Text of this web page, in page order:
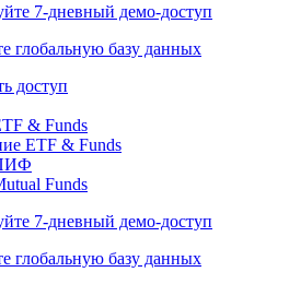
7-дневный демо-доступ
глобальную базу данных
доступ
& Funds
ETF & Funds
Funds
7-дневный демо-доступ
глобальную базу данных